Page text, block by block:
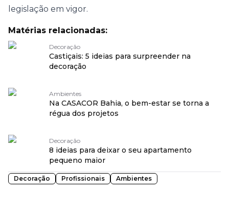
legislação em vigor.
Matérias relacionadas:
Decoração
Castiçais: 5 ideias para surpreender na
decoração
Ambientes
Na CASACOR Bahia, o bem-estar se torna a
régua dos projetos
Decoração
8 ideias para deixar o seu apartamento
pequeno maior
Decoração Profissionais Ambientes